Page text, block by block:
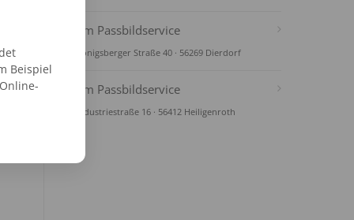
dm Passbildservice
Königsberger Straße 40 · 56269 Dierdorf
dm Passbildservice
Industriestraße 16 · 56412 Heiligenroth
Beispiel